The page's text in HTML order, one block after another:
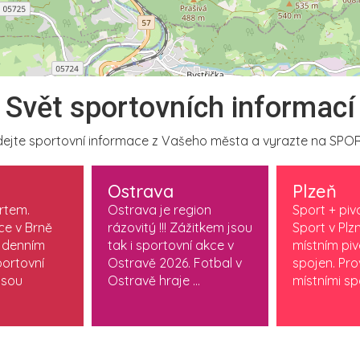
Svět sportovních informací
sportovní informace z Vašeho města a vyrazte na
v Brně
Ostrava
Ostrava je region
rázovitý !!! Zážitkem jsou
tak i sportovní akce v
Ostravě 2026. Fotbal v
Ostravě hraje ...
Plzeň
Sport +
Sport v
místním
spojen.
místními